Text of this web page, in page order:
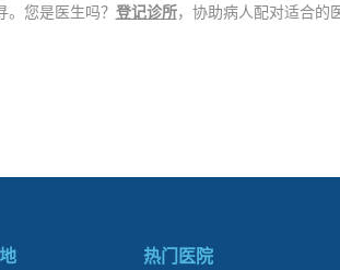
。您是医生吗？ 登记诊所，协助病人配对适合的
热门医院